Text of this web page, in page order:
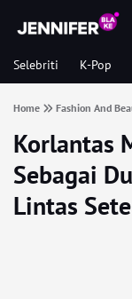
Selebriti K-Pop
Home Fashion And
Korlantas
Sebagai
Lintas